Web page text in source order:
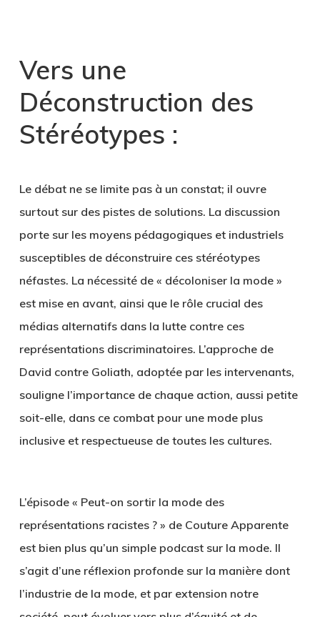
Vers une
Déconstruction des
Stéréotypes :
Le débat ne se limite pas à un constat; il ouvre
surtout sur des pistes de solutions. La discussion
porte sur les moyens pédagogiques et industriels
susceptibles de déconstruire ces stéréotypes
néfastes. La nécessité de « décoloniser la mode »
est mise en avant, ainsi que le rôle crucial des
médias alternatifs dans la lutte contre ces
représentations discriminatoires. L’approche de
David contre Goliath, adoptée par les intervenants,
souligne l’importance de chaque action, aussi petite
soit-elle, dans ce combat pour une mode plus
inclusive et respectueuse de toutes les cultures.
L’épisode « Peut-on sortir la mode des
représentations racistes ? » de Couture Apparente
est bien plus qu’un simple podcast sur la mode. Il
s’agit d’une réflexion profonde sur la manière dont
l’industrie de la mode, et par extension notre